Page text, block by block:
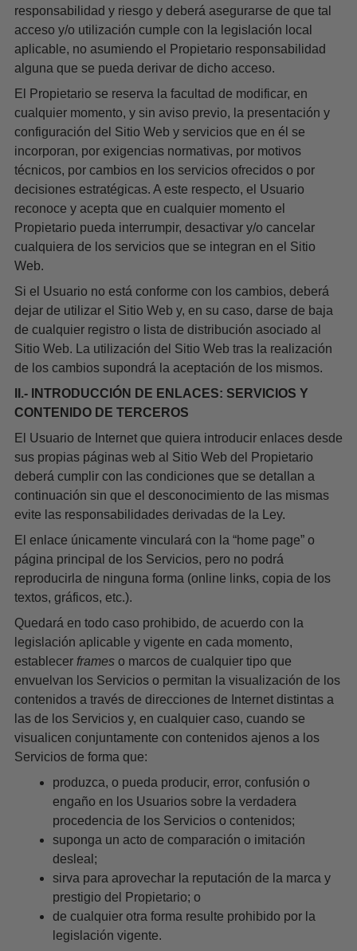
responsabilidad y riesgo y deberá asegurarse de que tal
acceso y/o utilización cumple con la legislación local
aplicable, no asumiendo el Propietario responsabilidad
alguna que se pueda derivar de dicho acceso.
El Propietario se reserva la facultad de modificar, en
cualquier momento, y sin aviso previo, la presentación y
configuración del Sitio Web y servicios que en él se
incorporan, por exigencias normativas, por motivos
técnicos, por cambios en los servicios ofrecidos o por
decisiones estratégicas. A este respecto, el Usuario
reconoce y acepta que en cualquier momento el
Propietario pueda interrumpir, desactivar y/o cancelar
cualquiera de los servicios que se integran en el Sitio
Web.
Si el Usuario no está conforme con los cambios, deberá
dejar de utilizar el Sitio Web y, en su caso, darse de baja
de cualquier registro o lista de distribución asociado al
Sitio Web. La utilización del Sitio Web tras la realización
de los cambios supondrá la aceptación de los mismos.
II.- INTRODUCCIÓN DE ENLACES: SERVICIOS Y
CONTENIDO DE TERCEROS
El Usuario de Internet que quiera introducir enlaces desde
sus propias páginas web al Sitio Web del Propietario
deberá cumplir con las condiciones que se detallan a
continuación sin que el desconocimiento de las mismas
evite las responsabilidades derivadas de la Ley.
El enlace únicamente vinculará con la “home page” o
página principal de los Servicios, pero no podrá
reproducirla de ninguna forma (online links, copia de los
textos, gráficos, etc.).
Quedará en todo caso prohibido, de acuerdo con la
legislación aplicable y vigente en cada momento,
establecer frameso marcos de cualquier tipo que
envuelvan los Servicios o permitan la visualización de los
contenidos a través de direcciones de Internet distintas a
las de los Servicios y, en cualquier caso, cuando se
visualicen conjuntamente con contenidos ajenos a los
Servicios de forma que:
produzca, o pueda producir, error, confusión o
engaño en los Usuarios sobre la verdadera
procedencia de los Servicios o contenidos;
suponga un acto de comparación o imitación
desleal;
sirva para aprovechar la reputación de la marca y
prestigio del Propietario; o
de cualquier otra forma resulte prohibido por la
legislación vigente.